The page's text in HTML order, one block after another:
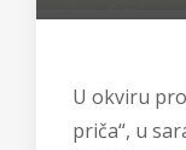
U okviru
priča“, u